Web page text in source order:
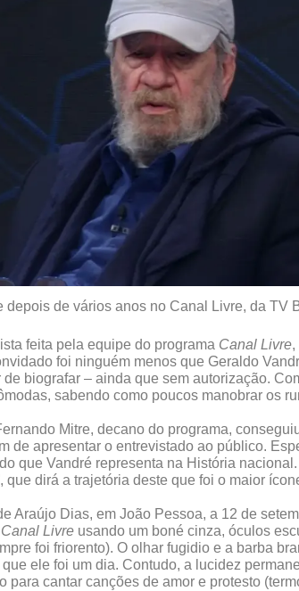
depois de vários anos no Canal Livre, da TV
feita pela equipe do programa Canal Livre,
foi ninguém menos que Geraldo
biografar – ainda que sem autorização.
sabendo como poucos manobrar os
Mitre, decano do programa,
de apresentar o entrevistado ao público.
que Vandré representa na História
que dirá a trajetória deste que foi o maior
Araújo Dias, em João Pessoa, a 12 de
Canal Livre usando um boné cinza, óculos
foi friorento). O olhar fugidio e a barba
ele foi um dia. Contudo, a lucidez
para cantar canções de amor e protesto